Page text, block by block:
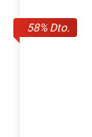
58% Dto.